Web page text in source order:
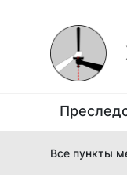
Все пункты